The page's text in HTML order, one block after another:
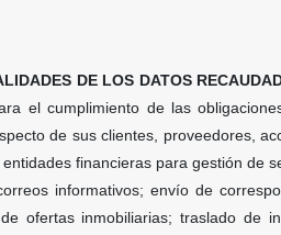
DE LOS DATOS
el cumplimiento de las
de sus clientes, proveedores,
financieras para gestión de
informativos; envío de
ofertas inmobiliarias; traslado de